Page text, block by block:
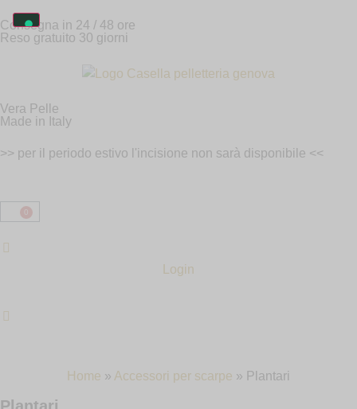
Consegna in 24 / 48 ore
Reso gratuito 30 giorni
Vera Pelle
Made in Italy
>> per il periodo estivo l'incisione non sarà disponibile <<
Login
Home » Accessori per scarpe » Plantari
Plantari